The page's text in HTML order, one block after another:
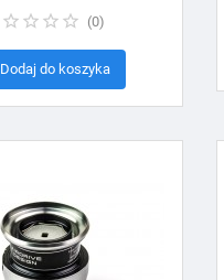
(0)
Dodaj do koszyka